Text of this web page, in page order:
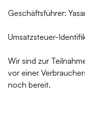
Geschäftsführer:
Umsatzsteuer-
Wir sind zur
vor einer
noch bereit.